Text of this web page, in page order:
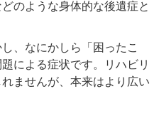
のような身体的な後遺症と
、なにかしら「困ったこ
による症状です。リハビリ
ませんが、本来はより広い